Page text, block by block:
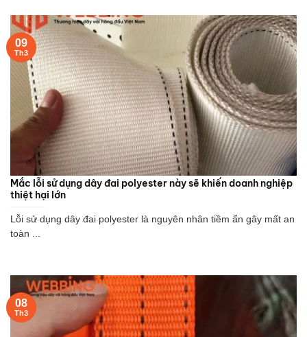
Mắc lỗi sử dụng dây đai polyester này sẽ khiến doanh nghiệp
thiệt hại lớn
Lỗi sử dụng dây đai polyester là nguyên nhân tiềm ẩn gây mất an
toàn ...
09
Th3
08
Th3